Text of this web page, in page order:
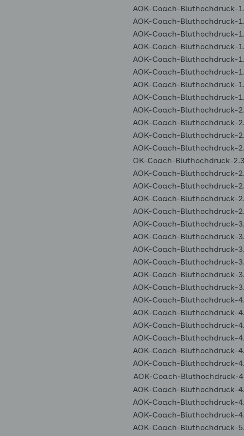
AOK-Coach-Bluthochdruck-
AOK-Coach-Bluthochdruck-
AOK-Coach-Bluthochdruck-
AOK-Coach-Bluthochdruck-
AOK-Coach-Bluthochdruck-
AOK-Coach-Bluthochdruck-
AOK-Coach-Bluthochdruck-
AOK-Coach-Bluthochdruck-
AOK-Coach-Bluthochdruck-
AOK-Coach-Bluthochdruck-
AOK-Coach-Bluthochdruck-
AOK-Coach-Bluthochdruck-
OK-Coach-Bluthochdruck-
AOK-Coach-Bluthochdruck-
AOK-Coach-Bluthochdruck-
AOK-Coach-Bluthochdruck-
AOK-Coach-Bluthochdruck-
AOK-Coach-Bluthochdruck-
AOK-Coach-Bluthochdruck-
AOK-Coach-Bluthochdruck-
AOK-Coach-Bluthochdruck-
AOK-Coach-Bluthochdruck-
AOK-Coach-Bluthochdruck-
AOK-Coach-Bluthochdruck-
AOK-Coach-Bluthochdruck-
AOK-Coach-Bluthochdruck-
AOK-Coach-Bluthochdruck-
AOK-Coach-Bluthochdruck-
AOK-Coach-Bluthochdruck-
AOK-Coach-Bluthochdruck-
AOK-Coach-Bluthochdruck-
AOK-Coach-Bluthochdruck-
AOK-Coach-Bluthochdruck-
AOK-Coach-Bluthochdruck-